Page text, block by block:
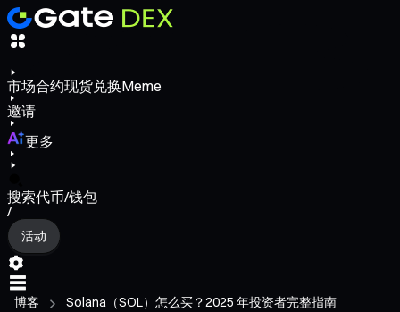
市场合约现货兑换Meme
邀请
更多
搜索代币/钱包
/
活动
博客 Solana（SOL）怎么买？2025 年投资者完整指南